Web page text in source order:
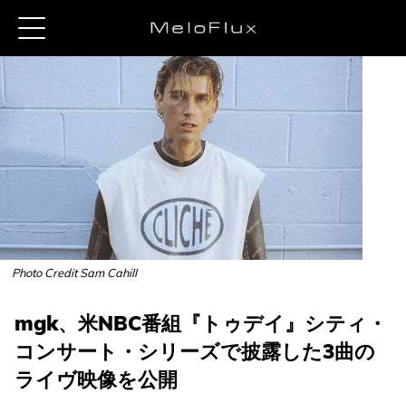
Photo Credit Sam Cahill
mgk、米NBC番組『トゥデイ』シティ・
コンサート・シリーズで披露した3曲の
ライヴ映像を公開